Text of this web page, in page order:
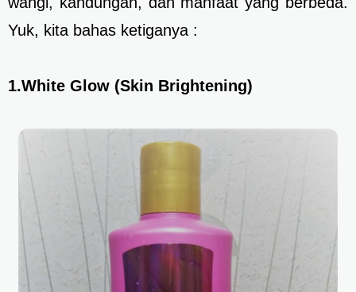
Yuk, kita bahas ketiganya :
1.White Glow (Skin Brightening)